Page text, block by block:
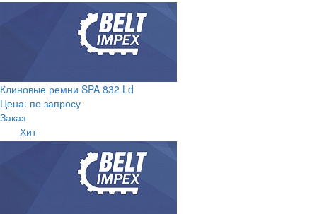
Клиновые ремни SPA 832 Ld
Цена: по запросу
Заказ
Хит